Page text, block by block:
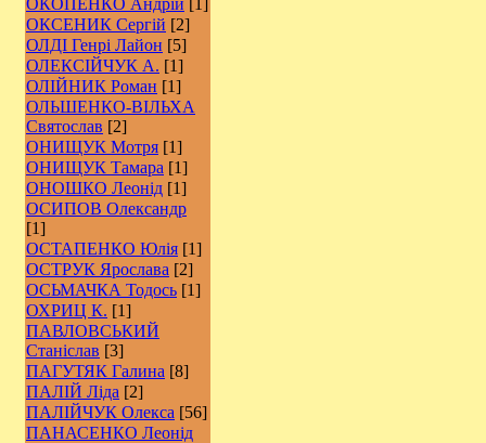
ОКОПЕНКО Андрій [1]
ОКСЕНИК Сергій [2]
ОЛДІ Генрі Лайон [5]
ОЛЕКСІЙЧУК А. [1]
ОЛІЙНИК Роман [1]
ОЛЬШЕНКО-ВІЛЬХА
Святослав [2]
ОНИЩУК Мотря [1]
ОНИЩУК Тамара [1]
ОНОШКО Леонід [1]
ОСИПОВ Олександр
[1]
ОСТАПЕНКО Юлія [1]
ОСТРУК Ярослава [2]
ОСЬМАЧКА Тодось [1]
ОХРИЦ К. [1]
ПАВЛОВСЬКИЙ
Станіслав [3]
ПАГУТЯК Галина [8]
ПАЛІЙ Ліда [2]
ПАЛІЙЧУК Олекса [56]
ПАНАСЕНКО Леонід